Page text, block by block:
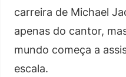
carreira de Michael
apenas do cantor,
mundo começa a
escala.